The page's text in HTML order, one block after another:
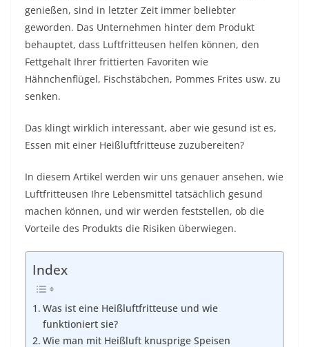
genießen, sind in letzter Zeit immer beliebter
geworden. Das Unternehmen hinter dem Produkt
behauptet, dass Luftfritteusen helfen können, den
Fettgehalt Ihrer frittierten Favoriten wie
Hähnchenflügel, Fischstäbchen, Pommes Frites usw. zu
senken.
Das klingt wirklich interessant, aber wie gesund ist es,
Essen mit einer Heißluftfritteuse zuzubereiten?
In diesem Artikel werden wir uns genauer ansehen, wie
Luftfritteusen Ihre Lebensmittel tatsächlich gesund
machen können, und wir werden feststellen, ob die
Vorteile des Produkts die Risiken überwiegen.
Index
Was ist eine Heißluftfritteuse und wie
funktioniert sie?
Wie man mit Heißluft knusprige Speisen